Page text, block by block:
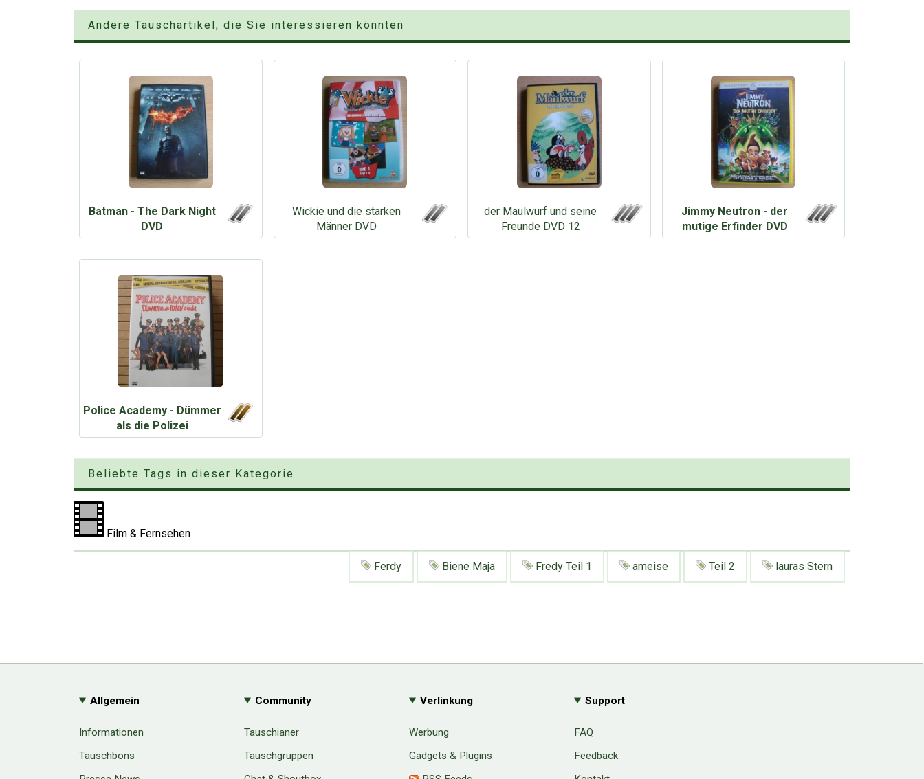
Andere Tauschartikel, die Sie interessieren könnten
Batman - The Dark Night
DVD
Wickie und die starken
Männer DVD
der Maulwurf und seine
Freunde DVD 12
Jimmy Neutron - der
mutige Erfinder DVD
Police Academy - Dümmer
als die Polizei
Beliebte Tags in dieser Kategorie
Film & Fernsehen
Ferdy Biene Maja Fredy Teil 1 ameise Teil 2 lauras Stern
Allgemein
Informationen
Tauschbons
Community
Tauschianer
Tauschgruppen
Verlinkung
Werbung
Gadgets & Plugins
Support
FAQ
Feedback